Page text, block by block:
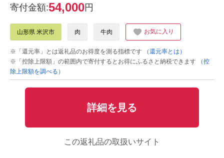
寄付金額:54,000円
山形県 米沢市 肉 牛肉 お気に入り
※「還元率」とは返礼品のお得度を測る指標です
（還元率とは）
※「控除上限額」の範囲内で寄付するとお得にふるさと納税できます
（控
除上限額を調べる）
詳細を見る
この返礼品の取扱いサイト